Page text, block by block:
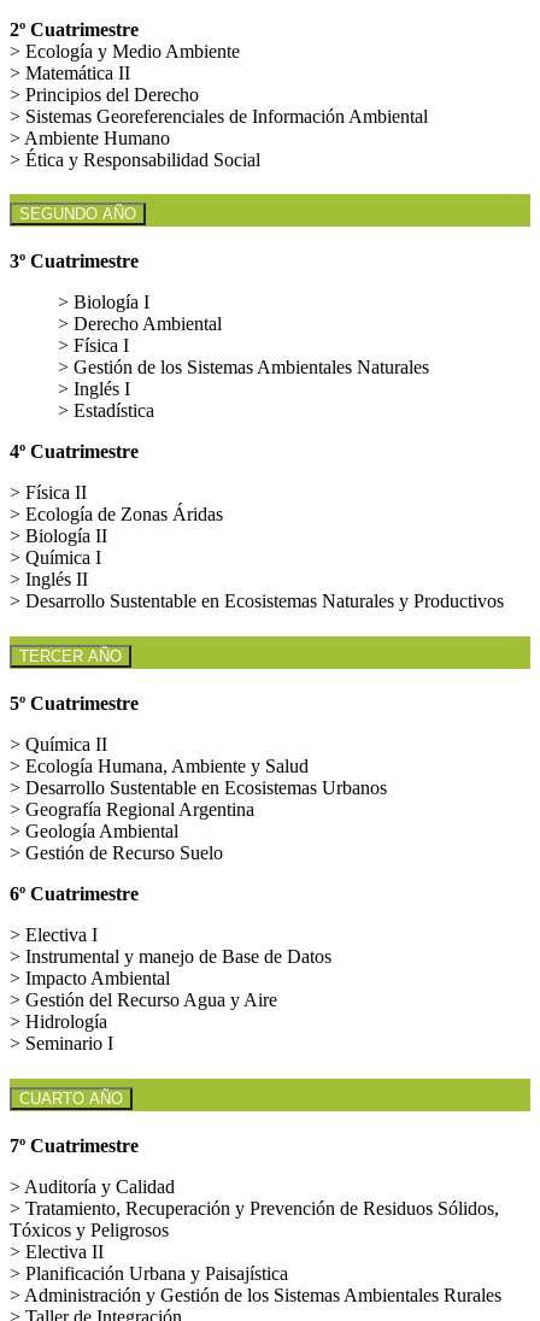
2º Cuatrimestre
> Ecología y Medio Ambiente
> Matemática II
> Principios del Derecho
> Sistemas Georeferenciales de Información Ambiental
> Ambiente Humano
> Ética y Responsabilidad Social
SEGUNDO AÑO
3º Cuatrimestre
> Biología I
> Derecho Ambiental
> Física I
> Gestión de los Sistemas Ambientales Naturales
> Inglés I
> Estadística
4º Cuatrimestre
> Física II
> Ecología de Zonas Áridas
> Biología II
> Química I
> Inglés II
> Desarrollo Sustentable en Ecosistemas Naturales y Productivos
TERCER AÑO
5º Cuatrimestre
> Química II
> Ecología Humana, Ambiente y Salud
> Desarrollo Sustentable en Ecosistemas Urbanos
> Geografía Regional Argentina
> Geología Ambiental
> Gestión de Recurso Suelo
6º Cuatrimestre
> Electiva I
> Instrumental y manejo de Base de Datos
> Impacto Ambiental
> Gestión del Recurso Agua y Aire
> Hidrología
> Seminario I
CUARTO AÑO
7º Cuatrimestre
> Auditoría y Calidad
> Tratamiento, Recuperación y Prevención de Residuos Sólidos,
Tóxicos y Peligrosos
> Electiva II
> Planificación Urbana y Paisajística
> Administración y Gestión de los Sistemas Ambientales Rurales
> Taller de Integración